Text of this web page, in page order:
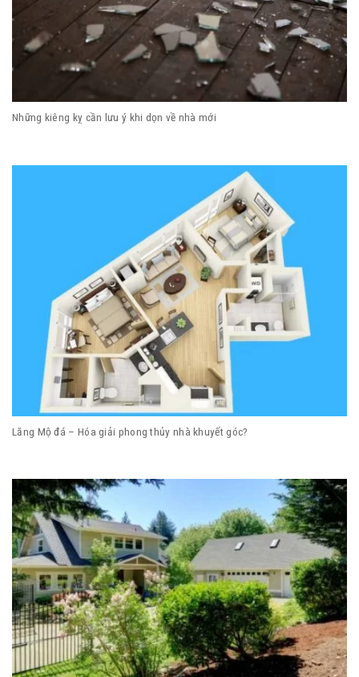
Những kiêng kỵ cần lưu ý khi dọn về nhà mới
Lăng Mộ đá – Hóa giải phong thủy nhà khuyết góc?